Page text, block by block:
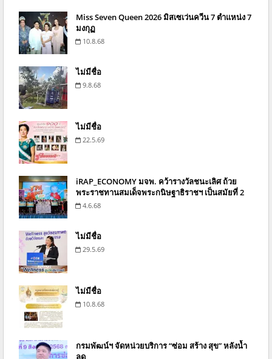
Miss Seven Queen 2026 มิสเซเว่นควีน 7 ตำแหน่ง 7
มงกุฏ
10.8.68
ไม่มีชื่อ
9.8.68
ไม่มีชื่อ
22.5.69
iRAP_ECONOMY มจพ. คว้ารางวัลชนะเลิศ ถ้วย
พระราชทานสมเด็จพระกนิษฐาธิราชฯ เป็นสมัยที่ 2
4.6.68
ไม่มีชื่อ
29.5.69
ไม่มีชื่อ
10.8.68
กรมพัฒน์ฯ จัดหน่วยบริการ “ซ่อม สร้าง สุข” หลังน้ำ
ลด